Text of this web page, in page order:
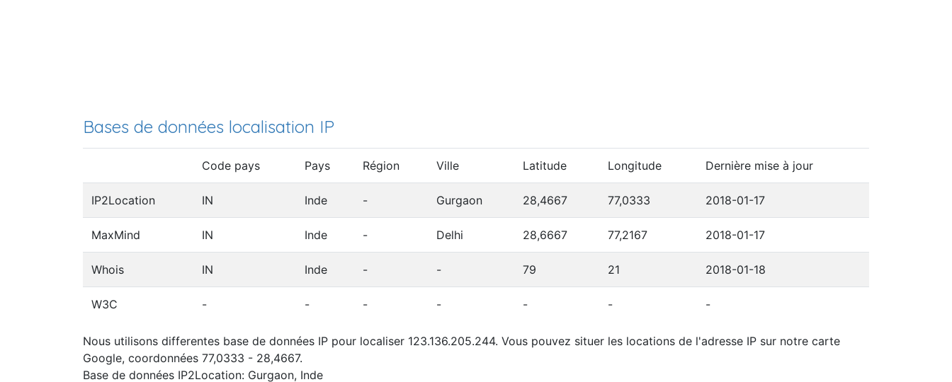
Bases de données localisation IP
Code pays Pays Région Ville Latitude Longitude Dernière mise à jour
IP2Location IN Inde - Gurgaon 28,4667 77,0333 2018-01-17
MaxMind IN Inde - Delhi 28,6667 77,2167 2018-01-17
Whois IN Inde - - 79 21 2018-01-18
W3C - - - - - - -
Nous utilisons differentes base de données IP pour localiser 123.136.205.244. Vous pouvez situer les locations de l'adresse IP sur notre carte
Google, coordonnées 77,0333 - 28,4667.
Base de données IP2Location: Gurgaon, Inde